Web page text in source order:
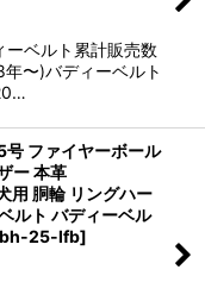
ーベルト累計販売数
〜)バディーベルト
ファイヤーボール
ー 本革
用 胴輪 リングハー
ルト バディーベル
25-lfb]